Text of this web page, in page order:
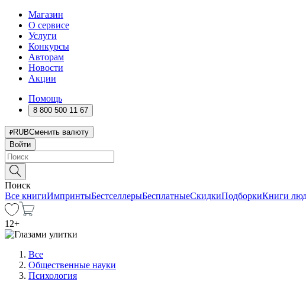
Магазин
О сервисе
Услуги
Конкурсы
Авторам
Новости
Акции
Помощь
8 800 500 11 67
RUBСменить валюту
Войти
Поиск
Все книгиИмпринтыБестселлерыБесплатныеСкидкиПодборкиКниги
12+
Все
Общественные науки
Психология